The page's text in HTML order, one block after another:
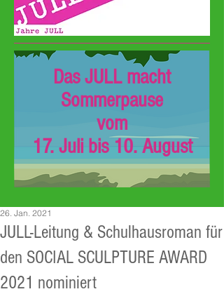
Das JULL macht
Sommerpause
vom
17. Juli bis 10. August
JULL-Leitung & Schulhausroman für
den SOCIAL SCULPTURE AWARD
2021 nominiert
26. Jan. 2021